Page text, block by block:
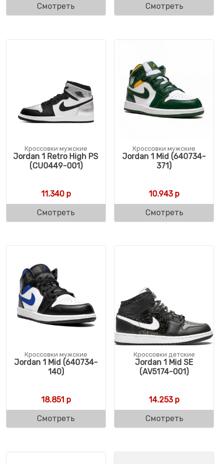
Смотреть Смотреть
Кроссовки мужские
Jordan 1 Retro High PS
(CU0449-001)
11.340р
Смотреть
Кроссовки мужские
Jordan 1 Mid (640734-
371)
10.943р
Смотреть
Кроссовки мужские
Jordan 1 Mid (640734-
140)
18.851р
Смотреть
Кроссовки детские
Jordan 1 Mid SE
(AV5174-001)
14.253р
Смотреть